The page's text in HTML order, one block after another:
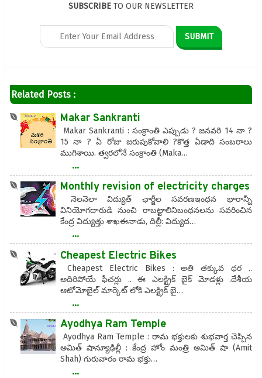
SUBSCRIBE TO OUR NEWSLETTER
Related Posts :
Makar Sankranti
Makar Sankranti : సంక్రాంతి ఎప్పుడు ? జనవరి 14 నా ?
15 నా ? ఏ రోజు జరుపుకోవాలి ?కొత్త ఏడాది సంబరాలు
ముగిశాయి. త్వరలోనే సంక్రాంతి (Maka…
...
Monthly revision of electricity charges
నెలనెలా విద్యుత్ ఛార్జీల సవరణఇంధన భారాన్నీ
వినియోగదారుడి నుంచి రాబట్టాలినిబంధనలను సవరించిన
కేంద్ర విద్యుత్తు శాఖఈనాడు, దిల్లీ: విద్యుద…
...
Cheapest Electric Bikes
Cheapest Electric Bikes : అతి తక్కువ ధర ..
అదిరిపోయే ఫీచర్లు .. ఈ ఎలక్ట్రిక్ బైక్ మోడళ్లు .దేశీయ
ఆటోమోబైల్ మార్కెట్ లోకి ఎలక్ట్రిక్ బై…
...
Ayodhya Ram Temple
Ayodhya Ram Temple : రామ భక్తులకు శుభవార్త చెప్పిన
అమిత్ షాన్యూఢిల్లీ : కేంద్ర హోం మంత్రి అమిత్ షా (Amit
Shah) గురువారం రామ భక్తు…
...